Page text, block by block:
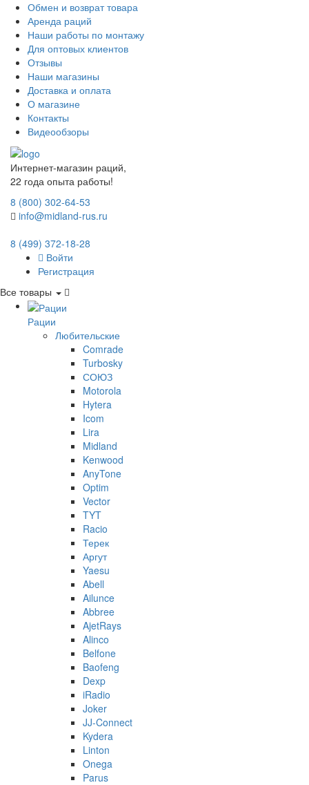
Обмен и возврат товара
Аренда раций
Наши работы по монтажу
Для оптовых клиентов
Отзывы
Наши магазины
Доставка и оплата
О магазине
Контакты
Видеообзоры
Интернет-магазин раций,
22 года опыта работы!
8 (800) 302-64-53
info@midland-rus.ru
8 (499) 372-18-28
Войти
Регистрация
Все товары
Рации
Любительские
Comrade
Turbosky
СОЮЗ
Motorola
Hytera
Icom
Lira
Midland
Kenwood
AnyTone
Optim
Vector
TYT
Racio
Терек
Аргут
Yaesu
Abell
Ailunce
Abbree
AjetRays
Alinco
Belfone
Baofeng
Dexp
iRadio
Joker
JJ-Connect
Kydera
Linton
Onega
Parus